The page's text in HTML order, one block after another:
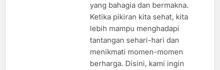
yang bahagia dan bermakna.
Ketika pikiran kita sehat, kita
lebih mampu menghadapi
tantangan sehari-hari dan
menikmati momen-momen
berharga. Disini, kami ingin